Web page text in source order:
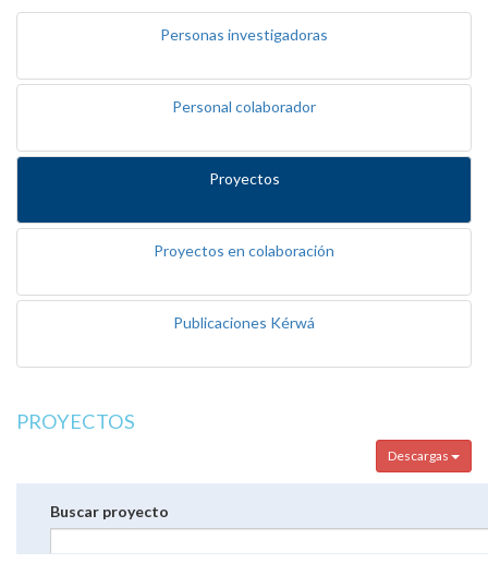
Personas investigadoras
Personal colaborador
Proyectos
Proyectos en colaboración
Publicaciones Kérwá
PROYECTOS
Descargas
Buscar proyecto